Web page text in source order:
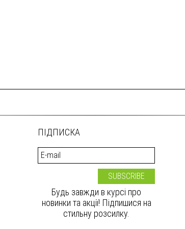
ПІДПИСКА
Будь завжди в курсі про
новинки та акції! Підпишися на
стильну розсилку.